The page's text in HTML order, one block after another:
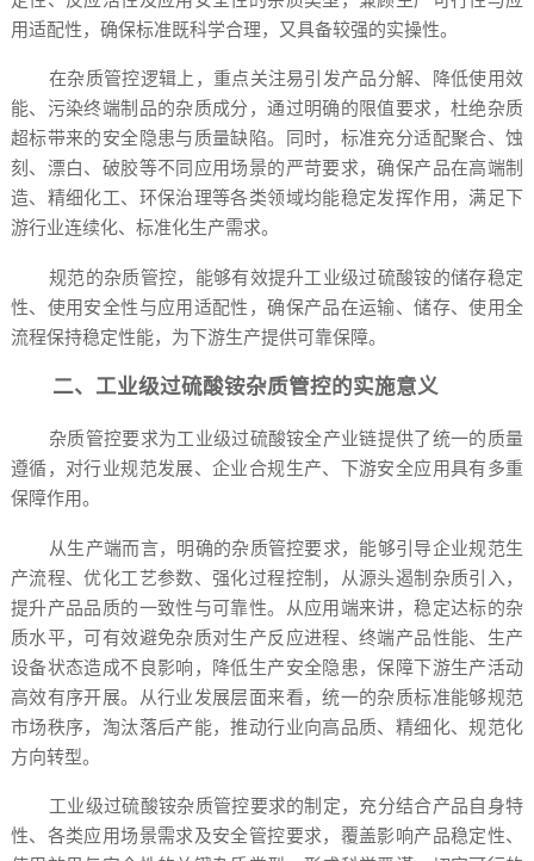
用适配性，确保标准既科学合理，又具备较强的实操性。
在杂质管控逻辑上，重点关注易引发产品分解、降低使用效
能、污染终端制品的杂质成分，通过明确的限值要求，杜绝杂质
超标带来的安全隐患与质量缺陷。同时，标准充分适配聚合、蚀
刻、漂白、破胶等不同应用场景的严苛要求，确保产品在高端制
造、精细化工、环保治理等各类领域均能稳定发挥作用，满足下
游行业连续化、标准化生产需求。
规范的杂质管控，能够有效提升工业级过硫酸铵的储存稳定
性、使用安全性与应用适配性，确保产品在运输、储存、使用全
流程保持稳定性能，为下游生产提供可靠保障。
二、工业级过硫酸铵杂质管控的实施意义
杂质管控要求为工业级过硫酸铵全产业链提供了统一的质量
遵循，对行业规范发展、企业合规生产、下游安全应用具有多重
保障作用。
从生产端而言，明确的杂质管控要求，能够引导企业规范生
产流程、优化工艺参数、强化过程控制，从源头遏制杂质引入，
提升产品品质的一致性与可靠性。从应用端来讲，稳定达标的杂
质水平，可有效避免杂质对生产反应进程、终端产品性能、生产
设备状态造成不良影响，降低生产安全隐患，保障下游生产活动
高效有序开展。从行业发展层面来看，统一的杂质标准能够规范
市场秩序，淘汰落后产能，推动行业向高品质、精细化、规范化
方向转型。
工业级过硫酸铵杂质管控要求的制定，充分结合产品自身特
性、各类应用场景需求及安全管控要求，覆盖影响产品稳定性、